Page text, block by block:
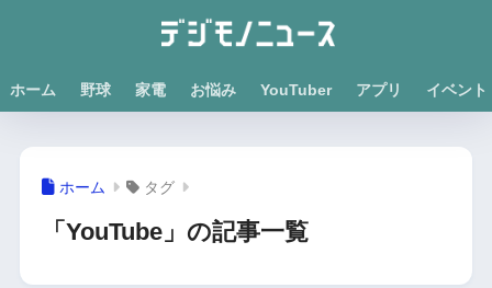
ホーム 野球 家電 お悩み YouTuber アプリ イベント
ホーム タグ
「YouTube」の記事一覧